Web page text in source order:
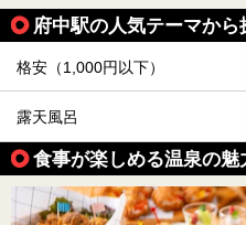
府中駅の人気テーマから
格安（1,000円以下）
露天風呂
食事が楽しめる温泉の魅